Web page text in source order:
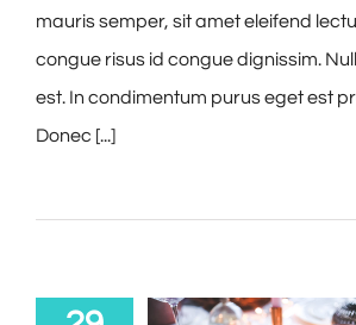
mauris semper, sit amet eleifend
congue risus id congue dignissim.
est. In condimentum purus eget est
Donec [...]